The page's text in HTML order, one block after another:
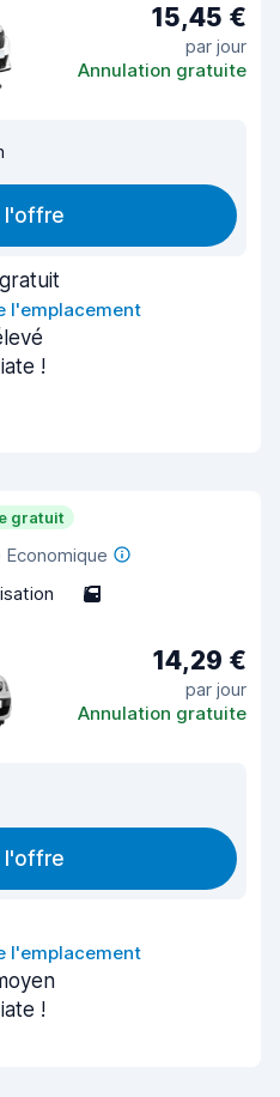
15,45 €
par jour
Annulation gratuite
l'offre
l'emplacement
!
gratuit
Economique
5
14,29 €
par jour
Annulation gratuite
l'offre
l'emplacement
!